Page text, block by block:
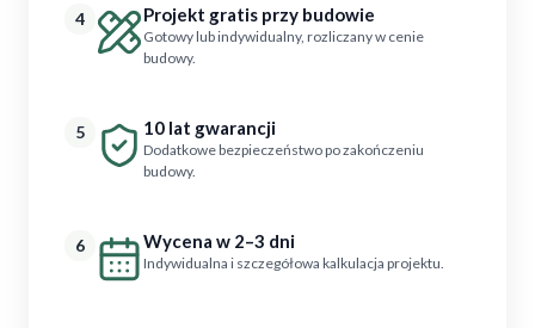
4 Projekt gratis przy budowie
Gotowy lub indywidualny, rozliczany w cenie
budowy.
5 10 lat gwarancji
Dodatkowe bezpieczeństwo po zakończeniu
budowy.
6 Wycena w 2–3 dni
Indywidualna i szczegółowa kalkulacja projektu.